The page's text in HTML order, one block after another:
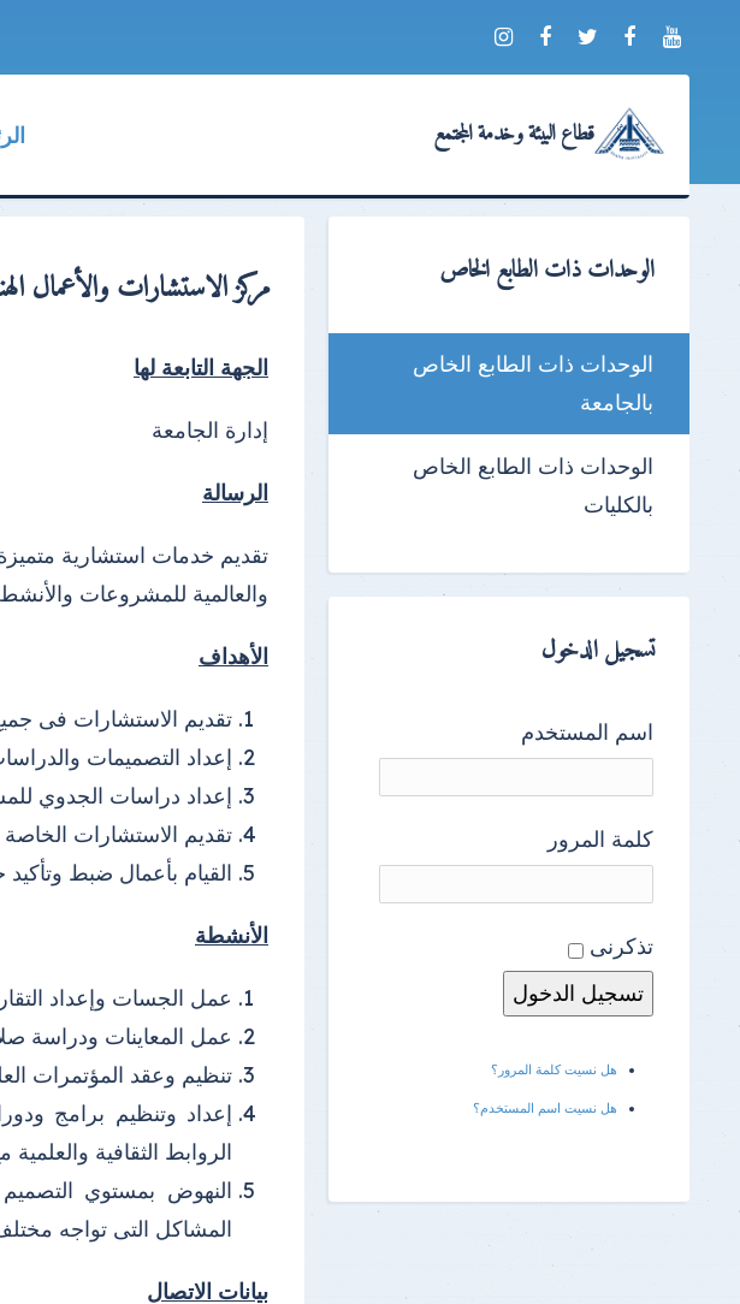
قطاع البيئة وخدمة المجتمع
مركز الاستشارات والأعمال
الجهة التابعة لها
إدارة الجامعة
الرسالة
تقديم خدمات استشارية
والعالمية للمشروعات
الأهداف
تقديم الاستشارات فى جميع
إعداد التصميمات
إعداد دراسات الجدوي
تقديم الاستشارات الخاصة
القيام بأعمال ضبط
الأنشطة
عمل الجسات وإعداد
عمل المعاينات ودراسة
تنظيم وعقد المؤتمرات
إعداد وتنظيم برامج
الروابط الثقافية
النهوض بمستوي
المشاكل التى تواجه
بيانات الاتصال
الوحدات ذات الطابع الخاص
الوحدات ذات الطابع الخاص
بالجامعة
الوحدات ذات الطابع الخاص
بالكليات
تسجيل الدخول
اسم المستخدم
كلمة المرور
تذكرنى
هل نسيت كلمة المرور؟
هل نسيت اسم المستخدم؟